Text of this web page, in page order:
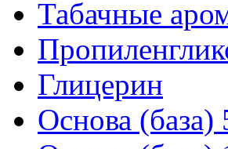
Табачные
Глицерин
Основа (база)